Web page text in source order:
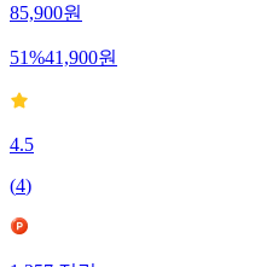
85,900원
51%41,900원
4.5
(4)